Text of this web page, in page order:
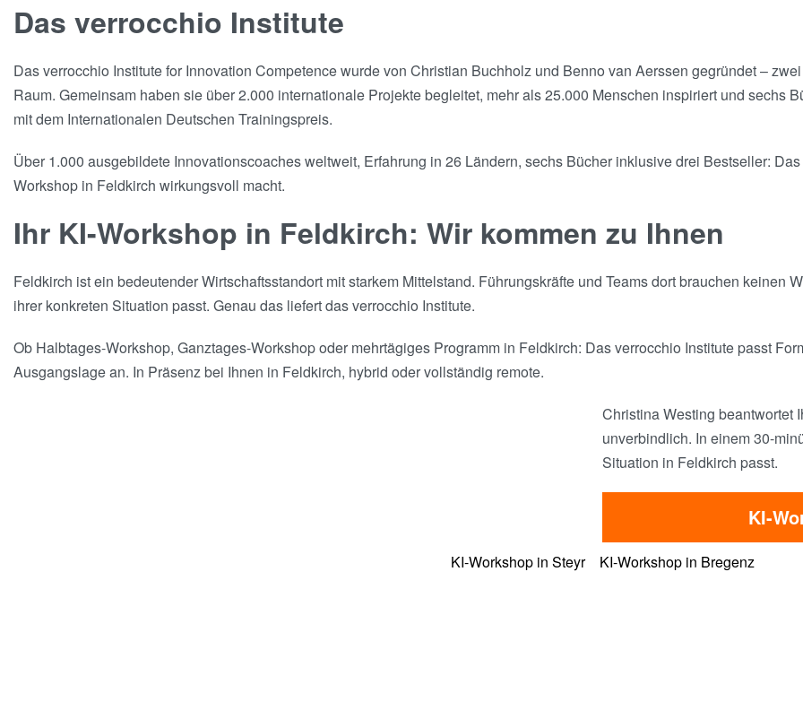
Das verrocchio Institute
Das verrocchio Institute for Innovation Competence wurde von Christian Buchholz und Benno van Aerssen gegründet –
Raum. Gemeinsam haben sie über 2.000 internationale Projekte begleitet, mehr als 25.000 Menschen inspiriert und sechs
mit dem Internationalen Deutschen Trainingspreis.
Über 1.000 ausgebildete Innovationscoaches weltweit, Erfahrung in 26 Ländern, sechs Bücher inklusive drei Bestseller:
Workshop in Feldkirch wirkungsvoll macht.
Ihr KI-Workshop in Feldkirch: Wir kommen zu Ihnen
Feldkirch ist ein bedeutender Wirtschaftsstandort mit starkem Mittelstand. Führungskräfte und Teams dort brauchen keinen
ihrer konkreten Situation passt. Genau das liefert das verrocchio Institute.
Ob Halbtages-Workshop, Ganztages-Workshop oder mehrtägiges Programm in Feldkirch: Das verrocchio Institute passt
Ausgangslage an. In Präsenz bei Ihnen in Feldkirch, hybrid oder vollständig remote.
Christina Westing beantwortet
unverbindlich. In einem 30-
Situation in Feldkirch passt.
KI-
KI-Workshop in Steyr KI-Workshop in Bregenz